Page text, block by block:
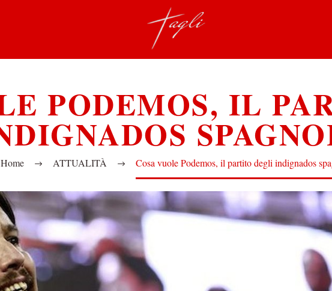
PODEMOS, IL
Home ATTUALITÀ Cosa vuole Podemos, il partito degli indignados